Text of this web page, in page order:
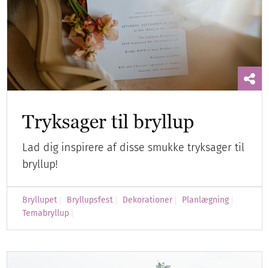
Tryksager til bryllup
Lad dig inspirere af disse smukke tryksager til
bryllup!
Bryllupet Bryllupsfest Dekorationer
Planlægning
Temabryllup